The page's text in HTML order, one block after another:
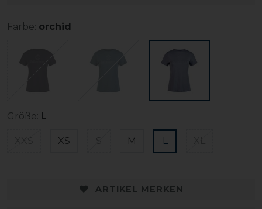
Farbe: orchid
Größe: L
XS M L
ARTIKEL MERKEN